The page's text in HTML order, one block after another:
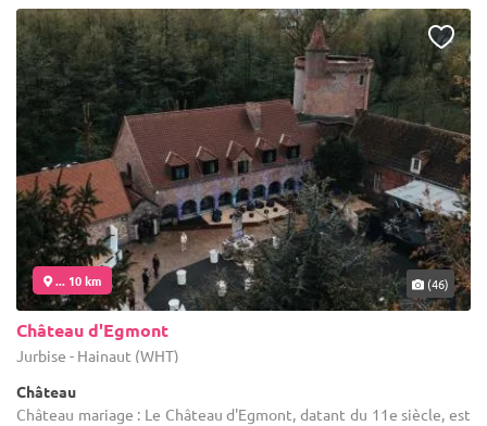
... 10 km (46)
Château d'Egmont
Jurbise - Hainaut (WHT)
Château
Château mariage : Le Château d'Egmont, datant du 11e siècle, est